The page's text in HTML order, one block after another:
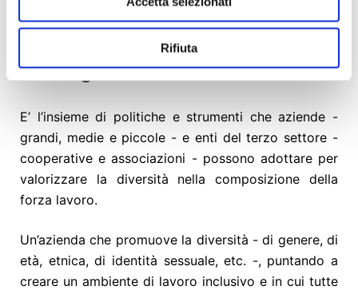
Rifiuta
Cos’è ilDiversity
Management?
E’ l’insieme di politiche e strumenti che aziende -
grandi, medie e piccole - e enti del terzo settore -
cooperative e associazioni - possono adottare per
valorizzare la diversità nella composizione della
forza lavoro.
Un’azienda che promuove la diversità - di genere, di
età, etnica, di identità sessuale, etc. -, puntando a
creare un ambiente di lavoro inclusivo e in cui tutte